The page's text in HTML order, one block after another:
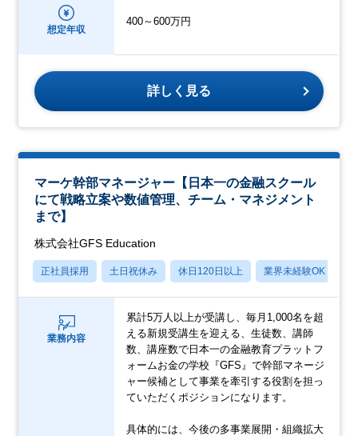
想定年収
400～600万円
詳しく見る
マーケ幹部マネージャー【日本一の金融スクール
にて戦略立案や数値管理、チーム・マネジメント
まで】
株式会社GFS Education
正社員採用 土日祝休み 休日120日以上 業界未経験OK
業務内容
累計5万人以上が受講し、毎月1,000名を超
える新規受講生を迎える、生徒数、講師
数、講座数で日本一の金融教育プラットフ
ォームお金の学校『GFS』で幹部マネージ
ャー候補として事業を牽引する役割を担っ
ていただくポジションになります。
具体的には、今後の多事業展開・組織拡大